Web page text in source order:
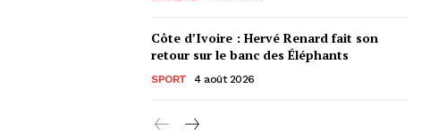
Côte d’Ivoire : Hervé Renard fait son
retour sur le banc des Éléphants
SPORT 4 août 2026